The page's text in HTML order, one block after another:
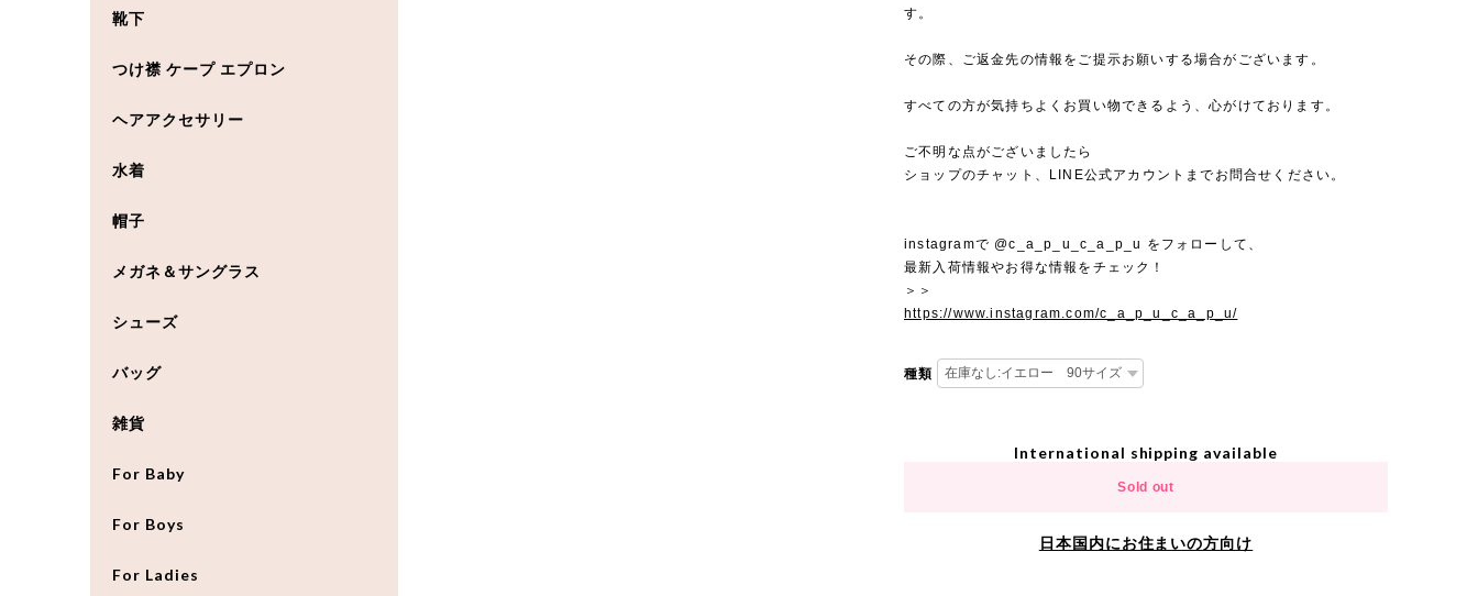
す。
その際、ご返金先の情報をご提示お願いする場合がございます。
すべての方が気持ちよくお買い物できるよう、心がけております。
ご不明な点がございましたら
ショップのチャット、LINE公式アカウントまでお問合せください。
instagramで @c_a_p_u_c_a_p_u をフォローして、
最新入荷情報やお得な情報をチェック！
＞＞
https://www.instagram.com/c_a_p_u_c_a_p_u/
種類
International shipping available
Sold out
日本国内にお住まいの方向け
靴下
つけ襟 ケープ エプロン
ヘアアクセサリー
水着
帽子
メガネ＆サングラス
シューズ
バッグ
雑貨
For Baby
For Boys
For Ladies